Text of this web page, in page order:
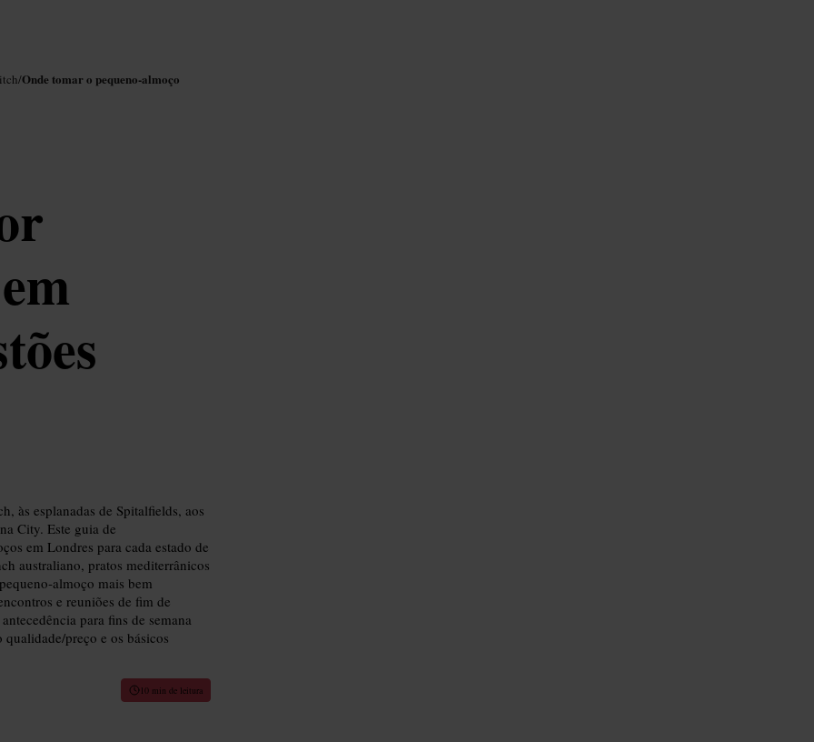
/Onde tomar o pequeno-almoço
às esplanadas de Spitalfields, aos
City. Este guia de
em Londres para cada estado de
australiano, pratos mediterrânicos
mais bem
e reuniões de fim de
para fins de semana
preço e os básicos
10 min de leitura